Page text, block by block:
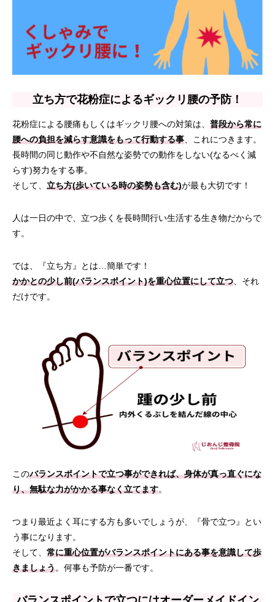
立ち方で花粉症によるギックリ腰の予防！
花粉症による腰痛もしくはギックリ腰への対策は、 普段から常に
腰への負担を減らす意識をもって行動する事 、これにつきます。
長時間の同じ動作や不自然な姿勢での動作をしない(なるべく減
らす)努力をする事。
そして、 立ち方(歩いている時の姿勢も含む)が最も大切です！
人は一日の中で、立つ歩くを長時間行い生活する生き物だからで
す。
では、『立ち方』とは…簡単です！
かかとの少し前(バランスポイント)を重心位置にして立つ 、それ
だけです。
このバランスポイントで立つ事ができれば、身体が真っ直ぐにな
り、無駄な力がかかる事なく立てます。
つまり最近よく耳にする方も多いでしょうが、『骨で立つ』とい
う事になります。
そして、 常に重心位置がバランスポイントにある事を意識して歩
きましょう。何事も予防が一番です。